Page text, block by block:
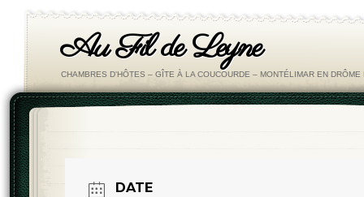
Au Fil de Leyne
CHAMBRES D'HÔTES – GÎTE À LA COUCOURDE – MONTÉLIMAR EN DRÔME
DATE